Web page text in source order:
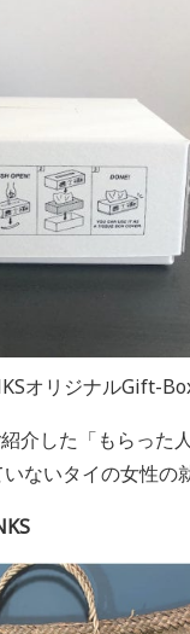
オリジナルGift-
介した「もらった
ないタイの女性の